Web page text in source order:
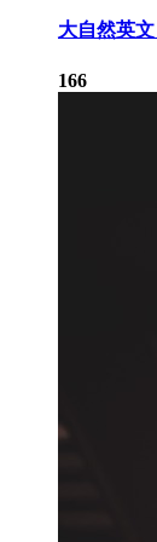
大自然英
166